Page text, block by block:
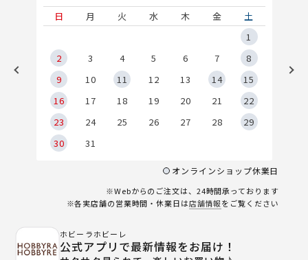
日
月 火 水 木 金
土
1
2
3 4 5 6 7
8
9
10 11 12 13 14
15
16
17 18 19 20 21
22
23
24 25 26 27 28
29
30
31
オンラインショップ休業日
※Webからのご注文は、24時間承っております
※各実店舗の営業時間・休業日は店舗情報をご覧ください
ホビーラホビーレ
公式アプリで最新情報をお届け！